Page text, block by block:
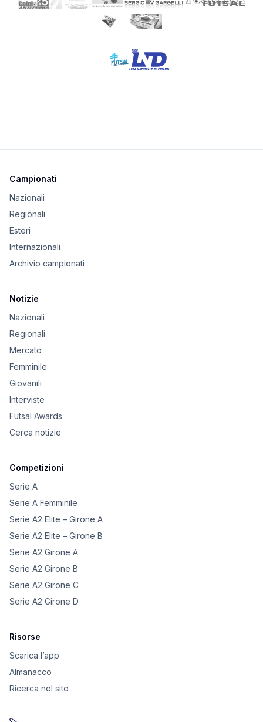
Campionati
Nazionali
Regionali
Esteri
Internazionali
Archivio campionati
Notizie
Nazionali
Regionali
Mercato
Femminile
Giovanili
Interviste
Futsal Awards
Cerca notizie
Competizioni
Serie A
Serie A Femminile
Serie A2 Elite – Girone A
Serie A2 Elite – Girone B
Serie A2 Girone A
Serie A2 Girone B
Serie A2 Girone C
Serie A2 Girone D
Risorse
Scarica l’app
Almanacco
Ricerca nel sito